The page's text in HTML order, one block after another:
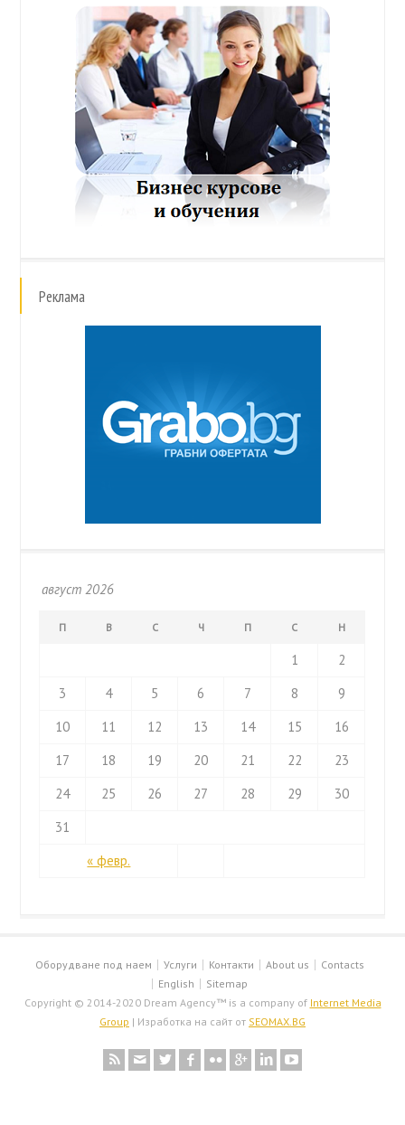
Реклама
август 2026
П В С Ч П С Н
« февр.
1
2
3
4 5 6 7 8
9
10
11 12 13 14 15
16
17
18 19 20 21 22
23
24
25 26 27 28 29
30
31
Оборудване под наем Услуги Контакти About us
Contacts
English
Sitemap
Copyright © 2014-2020 Dream Agency™ is a company of Internet Media
Group | Изработка на сайт от SEOMAX.BG